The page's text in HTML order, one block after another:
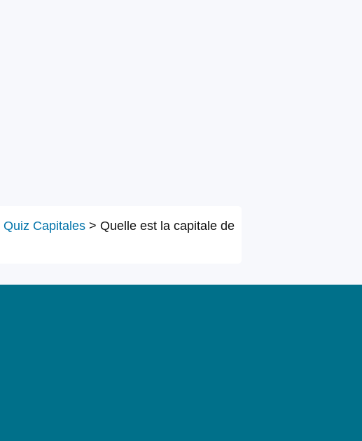
Quiz Capitales > Quelle est la capitale de